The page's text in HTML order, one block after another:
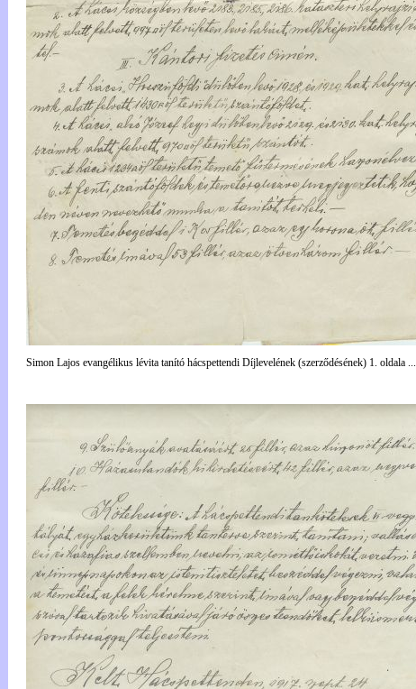
Simon Lajos evangélikus lévita tanító hácspettendi Díjlevelének (szerződésének) 1. oldala ...